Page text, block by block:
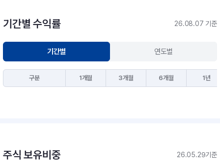
기간별 수익률 26.08.07 기준
기간별 연도별
구분 1개월 3개월 6개월 1년
주식 보유비중 26.05.29기준